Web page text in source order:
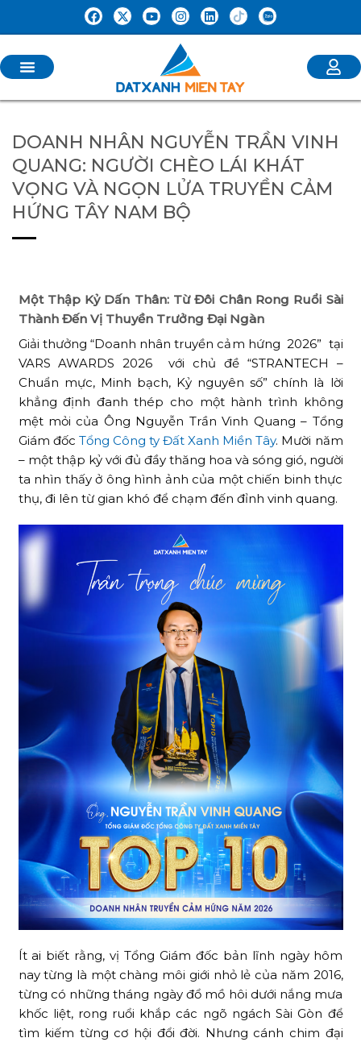
DOANH NHÂN NGUYỄN TRẦN VINH
QUANG: NGƯỜI CHÈO LÁI KHÁT
VỌNG VÀ NGỌN LỬA TRUYỀN CẢM
HỨNG TÂY NAM BỘ
Một Thập Kỷ Dấn Thân: Từ Đôi Chân Rong Ruổi Sài
Thành Đến Vị Thuyền Trưởng Đại Ngàn
Giải thưởng “Doanh nhân truyền cảm hứng 2026” tại
VARS AWARDS 2026 với chủ đề “STRANTECH –
Chuẩn mực, Minh bạch, Kỷ nguyên số” chính là lời
khẳng định đanh thép cho một hành trình không
mệt mỏi của Ông Nguyễn Trần Vinh Quang – Tổng
Giám đốc Tổng Công ty Đất Xanh Miền Tây. Mười năm
– một thập kỷ với đủ đầy thăng hoa và sóng gió, người
ta nhìn thấy ở ông hình ảnh của một chiến binh thực
thụ, đi lên từ gian khó để chạm đến đỉnh vinh quang.
Ít ai biết rằng, vị Tổng Giám đốc bản lĩnh ngày hôm
nay từng là một chàng môi giới nhỏ lẻ của năm 2016,
từng có những tháng ngày đổ mồ hôi dưới nắng mưa
khốc liệt, rong ruổi khắp các ngõ ngách Sài Gòn để
tìm kiếm từng cơ hội đổi đời. Nhưng cánh chim đại